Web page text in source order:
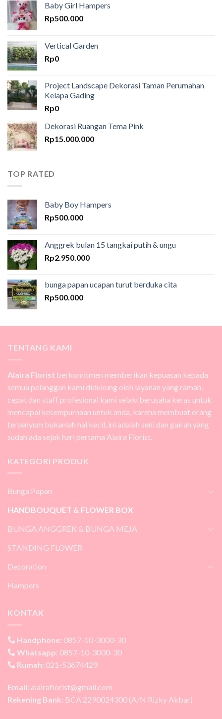
Baby Girl Hampers
Rp500.000
Vertical Garden
Rp0
Project Landscape Dekorasi Taman Perumahan
Kelapa Gading
Rp0
Dekorasi Ruangan Tema Pink
Rp15.000.000
TOP RATED
Baby Boy Hampers
Rp500.000
Anggrek bulan 15 tangkai putih & ungu
Rp2.950.000
bunga papan ucapan turut berduka cita
Rp500.000
TENTANG KAMI
Alaira Florist berkomitmen memberikan kepuasan kepada
semua pelanggan kami didukung oleh layanan yang ramah,
cepat dan staff profesional kami selalu berusaha keras untuk
mencapai kesempurnaan untuk anda, karena membuat orang
tersenyum bukanlah hal kecil, ini adalah seni dan gairah yang
sudah ada sejak hari pertama Alaira Florist.
KATEGORI PRODUK
Bunga Papan
HANDBOUQUET & FLOWER BOX
BUNGA ANGGREK & BUNGA MEJA
STANDING FLOWER
Decoration
Hampers
KONTAK
Handphone: 0857-10-3000-30
Whatsapp: 0857-10-3000-30
Rumah: 021-53674429
Email: alairaflorist@gmail.com
Rekening Bank: BCA 2290024300 (A/N Rizky Akbar)